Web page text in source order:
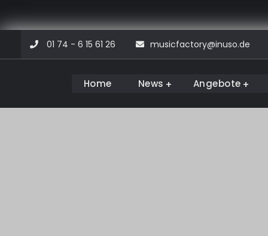
content
01 74 - 6 15 61 26 musicfactory@inuso.de
Musicfactory
Home News Angebote